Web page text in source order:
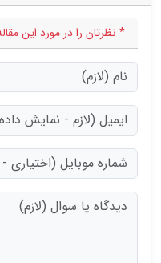
* نظرتان را در مورد این